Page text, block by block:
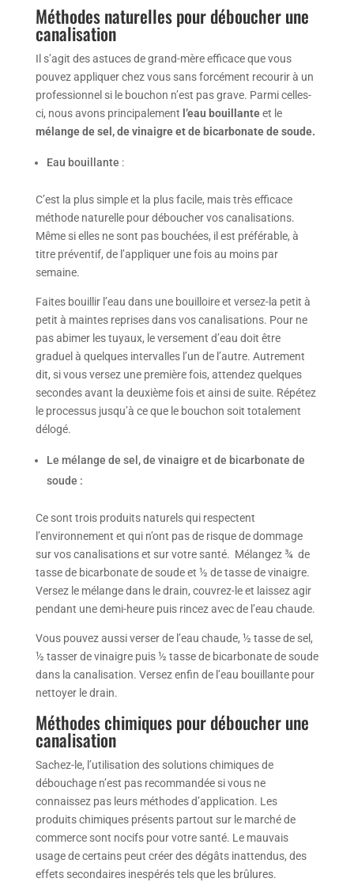
Méthodes naturelles pour déboucher une
canalisation
Il s’agit des astuces de grand-mère efficace que vous
pouvez appliquer chez vous sans forcément recourir à un
professionnel si le bouchon n’est pas grave. Parmi celles-
ci, nous avons principalement l’eau bouillanteet le
mélange de sel, de vinaigre et de bicarbonate de soude.
Eau bouillante :
C’est la plus simple et la plus facile, mais très efficace
méthode naturelle pour déboucher vos canalisations.
Même si elles ne sont pas bouchées, il est préférable, à
titre préventif, de l’appliquer une fois au moins par
semaine.
Faites bouillir l’eau dans une bouilloire et versez-la petit à
petit à maintes reprises dans vos canalisations. Pour ne
pas abimer les tuyaux, le versement d’eau doit être
graduel à quelques intervalles l’un de l’autre. Autrement
dit, si vous versez une première fois, attendez quelques
secondes avant la deuxième fois et ainsi de suite. Répétez
le processus jusqu’à ce que le bouchon soit totalement
délogé.
Le mélange de sel, de vinaigre et de bicarbonate de
soude :
Ce sont trois produits naturels qui respectent
l’environnement et qui n’ont pas de risque de dommage
sur vos canalisations et sur votre santé. Mélangez ¾ de
tasse de bicarbonate de soude et ½ de tasse de vinaigre.
Versez le mélange dans le drain, couvrez-le et laissez agir
pendant une demi-heure puis rincez avec de l’eau chaude.
Vous pouvez aussi verser de l’eau chaude, ½ tasse de sel,
½ tasser de vinaigre puis ½ tasse de bicarbonate de soude
dans la canalisation. Versez enfin de l’eau bouillante pour
nettoyer le drain.
Méthodes chimiques pour déboucher une
canalisation
Sachez-le, l’utilisation des solutions chimiques de
débouchage n’est pas recommandée si vous ne
connaissez pas leurs méthodes d’application. Les
produits chimiques présents partout sur le marché de
commerce sont nocifs pour votre santé. Le mauvais
usage de certains peut créer des dégâts inattendus, des
effets secondaires inespérés tels que les brûlures.